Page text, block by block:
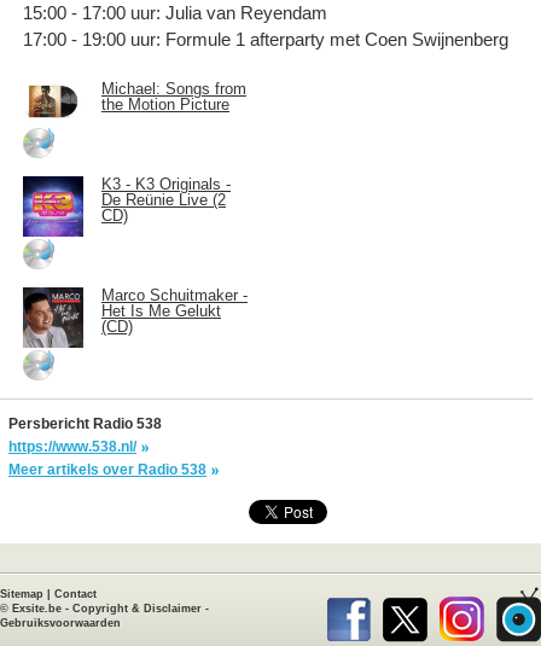
15:00 - 17:00 uur: Julia van Reyendam
17:00 - 19:00 uur: Formule 1 afterparty met Coen Swijnenberg
Michael: Songs from
the Motion Picture
K3 - K3 Originals -
De Reünie Live (2
CD)
Marco Schuitmaker -
Het Is Me Gelukt
(CD)
Persbericht Radio 538
https://www.538.nl/
Meer artikels over Radio 538
Sitemap
Contact
© Exsite.be - Copyright & Disclaimer -
Gebruiksvoorwaarden